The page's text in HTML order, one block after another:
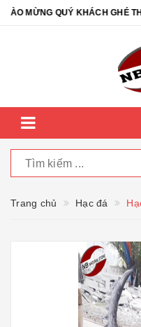
MỪNG QUÝ KHÁCH GHÉ
Trang chủ Hạc đá